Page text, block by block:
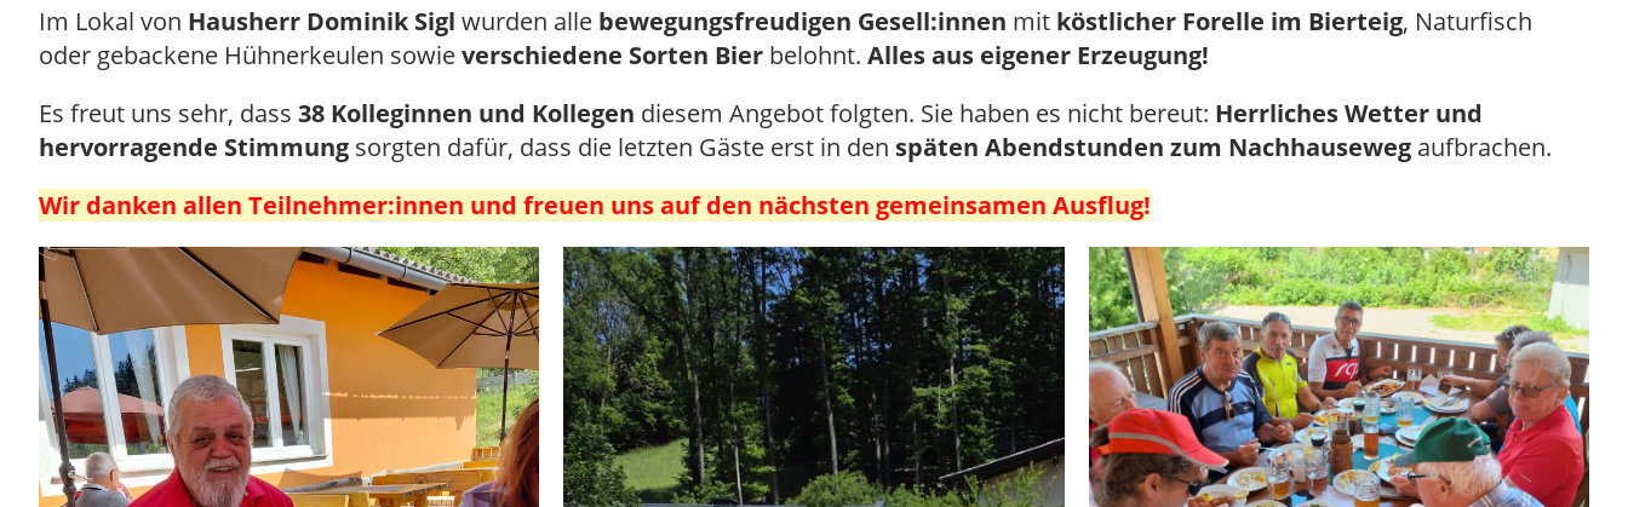
Im Lokal von Hausherr Dominik Sigl wurden alle bewegungsfreudigen Gesell:innen mit köstlicher Forelle im Bierteig, Naturfisch
oder gebackene Hühnerkeulen sowieverschiedene Sorten Bier belohnt. Alles aus eigener Erzeugung!
Es freut uns sehr, dass 38 Kolleginnen und Kollegen diesem Angebot folgten. Sie haben es nicht bereut: Herrliches Wetter und
hervorragende Stimmung sorgten dafür, dass die letzten Gäste erst in den späten Abendstunden zum Nachhauseweg aufbrachen.
Wir danken allen Teilnehmer:innen und freuen uns auf den nächsten gemeinsamen Ausflug!